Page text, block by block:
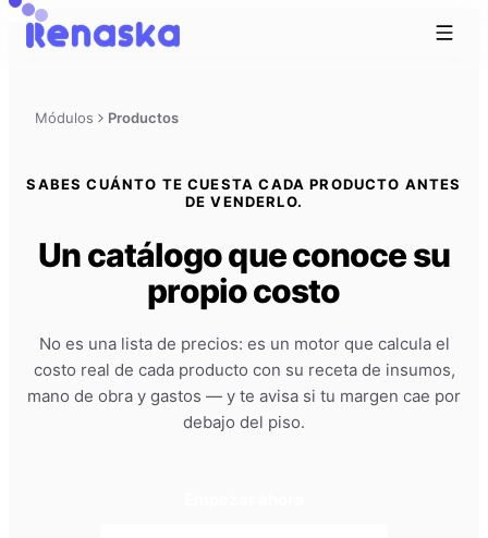
Módulos Productos
SABES CUÁNTO TE CUESTA CADA PRODUCTO ANTES
DE VENDERLO.
Un catálogo que conoce su
propio costo
No es una lista de precios: es un motor que calcula el
costo real de cada producto con su receta de insumos,
mano de obra y gastos — y te avisa si tu margen cae por
debajo del piso.